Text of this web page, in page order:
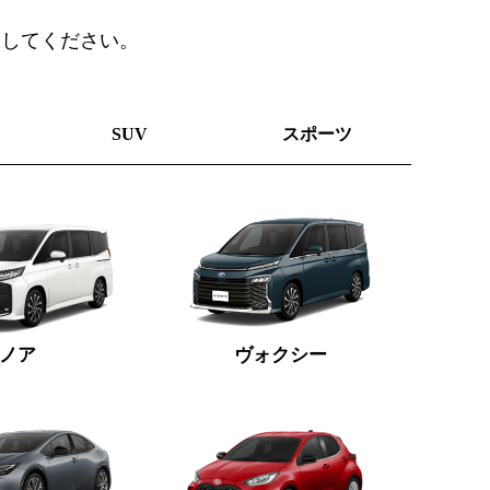
てください。
SUV スポーツ
ノア ヴォクシー